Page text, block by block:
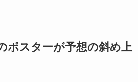
ポスターが予想の斜め上